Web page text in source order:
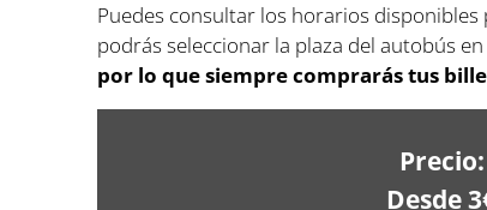
Puedes consultar los horarios
podrás seleccionar la plaza del autobús
por lo que siempre comprarás tus
Precio:
Desde